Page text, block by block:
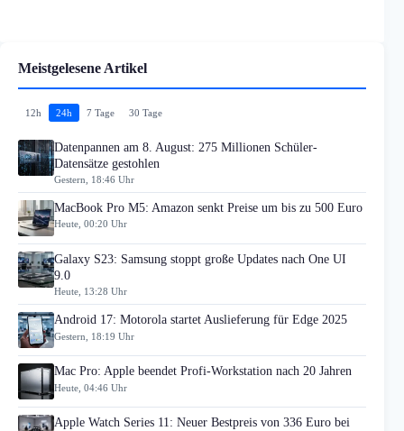
Meistgelesene Artikel
12h 24h 7 Tage 30 Tage
Datenpannen am 8. August: 275 Millionen Schüler-
Datensätze gestohlen
Gestern, 18:46 Uhr
MacBook Pro M5: Amazon senkt Preise um bis zu 500 Euro
Heute, 00:20 Uhr
Galaxy S23: Samsung stoppt große Updates nach One UI
9.0
Heute, 13:28 Uhr
Android 17: Motorola startet Auslieferung für Edge 2025
Gestern, 18:19 Uhr
Mac Pro: Apple beendet Profi-Workstation nach 20 Jahren
Heute, 04:46 Uhr
Apple Watch Series 11: Neuer Bestpreis von 336 Euro bei